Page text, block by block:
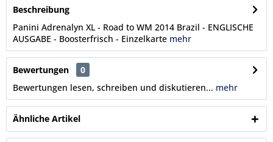
Beschreibung
Panini Adrenalyn XL - Road to WM 2014 Brazil - ENGLISCHE
AUSGABE - Boosterfrisch - Einzelkarte mehr
Bewertungen
0
Bewertungen lesen, schreiben und diskutieren... mehr
Ähnliche Artikel